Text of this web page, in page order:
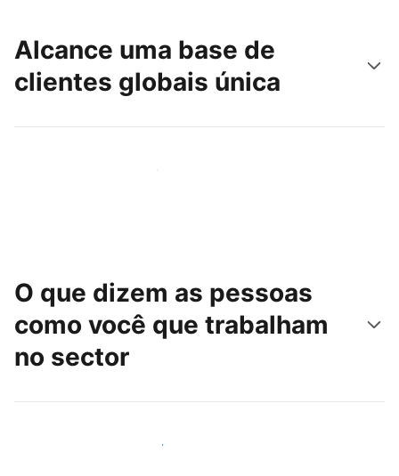
Alcance uma base de
clientes globais única
Chegue hoje mesmo a novas pessoas
O que dizem as pessoas
como você que trabalham
no sector
Junte-se a outros anfitriões como você